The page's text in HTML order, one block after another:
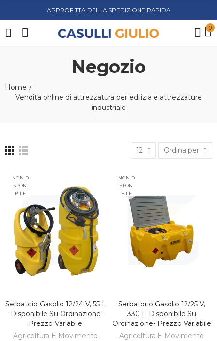
APPROFITTA DELLA SPEDIZIONE RAPIDA
0
Negozio
Home
Vendita online di attrezzatura per edilizia e attrezzature
industriale
12 Ordina per
NON D
ISPONI
BILE
SCOPRI
Serbatoio Gasolio 12/24 V, 55 L
-disponibile Su Ordinazione-
Prezzo Variabile
Agricoltura E Movimento
NON D
ISPONI
BILE
SCOPRI
Serbatorio Gasolio 12/25 V,
330 L-Disponibile Su
Ordinazione- Prezzo Variabile
Agricoltura E Movimento